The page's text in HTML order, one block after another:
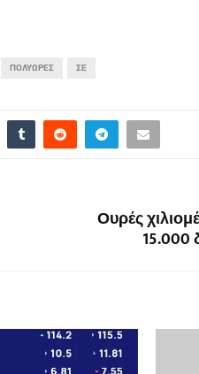
ΠΟΛΎΩΡΕΣ ΣΕ
Ουρές
15.000